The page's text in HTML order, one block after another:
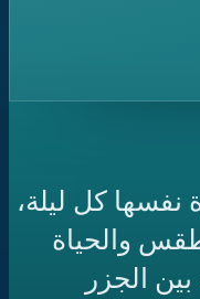
نفسها كل ليلة،
والحياة
الجزر